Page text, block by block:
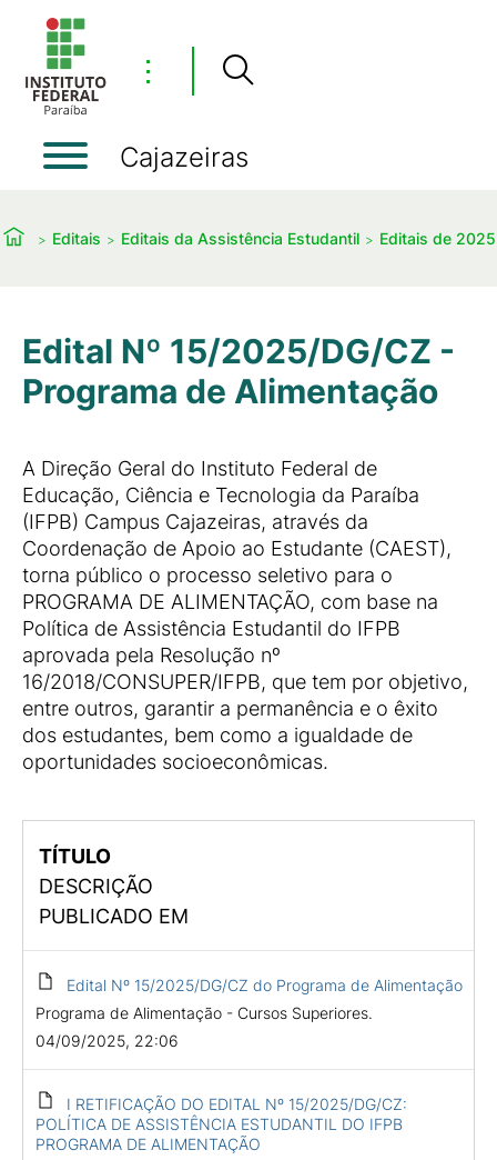
⋮
Cajazeiras
Editais Editais da Assistência Estudantil Editais de 2025
Edital Nº 15/2025/DG/CZ -
Programa de Alimentação
A Direção Geral do Instituto Federal de
Educação, Ciência e Tecnologia da Paraíba
(IFPB) Campus Cajazeiras, através da
Coordenação de Apoio ao Estudante (CAEST),
torna público o processo seletivo para o
PROGRAMA DE ALIMENTAÇÃO, com base na
Política de Assistência Estudantil do IFPB
aprovada pela Resolução nº
16/2018/CONSUPER/IFPB, que tem por objetivo,
entre outros, garantir a permanência e o êxito
dos estudantes, bem como a igualdade de
oportunidades socioeconômicas.
TÍTULO
DESCRIÇÃO
PUBLICADO EM
Edital Nº 15/2025/DG/CZ do Programa de Alimentação
Programa de Alimentação - Cursos Superiores.
04/09/2025, 22:06
I RETIFICAÇÃO DO EDITAL Nº 15/2025/DG/CZ:
POLÍTICA DE ASSISTÊNCIA ESTUDANTIL DO IFPB
PROGRAMA DE ALIMENTAÇÃO